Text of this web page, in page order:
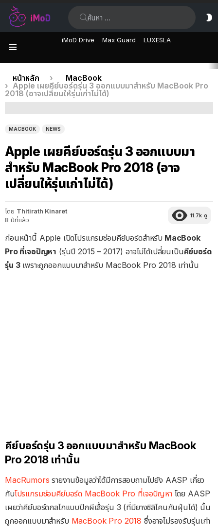
iMoD Drive Max Guard LUXESLA
เรื่อง
ล่าสุด
คุณอยู่ที่นี่:
หน้าหลัก
MacBook
Apple เผยคีย์บอร์ดรุ่น 3 ออกแบบมาสำหรับ MacBook Pro
2018 (อาจเปลี่ยนให้รุ่นเก่าไม่ได้)
MACBOOK NEWS
Apple เผยคีย์บอร์ดรุ่น 3 ออกแบบมา
สำหรับ MacBook Pro 2018 (อาจ
เปลี่ยนให้รุ่นเก่าไม่ได้)
โดย Thitirath Kinaret
8 ปีที่แล้ว
11.7k ดู
ก่อนหน้านี้ Apple เปิดโปรแกรมซ่อมคีย์บอร์ดสำหรับ MacBook
Pro ที่เจอปัญหา (รุ่นปี 2015 – 2017) อาจไม่ได้เปลี่ยนเป็นคีย์บอร์ด
รุ่น 3เพราะถูกออกแบบมาสำหรับ MacBook Pro 2018 เท่านั้น
คีย์บอร์ดรุ่น 3 ออกแบบมาสำหรับ MacBook
Pro 2018 เท่านั้น
MacRumors รายงานข้อมูลว่าได้มีการสอบถามไปยัง AASP เกี่ยว
กับโปรแกรมซ่อมคีย์บอร์ด MacBook Pro ที่เจอปัญหาโดย AASP
เผยว่าคีย์บอร์ดกลไกแบบปีกผีเสื้อรุ่น 3 (ที่มียางซิลิโคนกันฝุ่นได้) นั้น
ถูกออกแบบมาสำหรับ MacBook Pro 2018 ซึ่งอาจไม่รองรับรุ่นเก่า